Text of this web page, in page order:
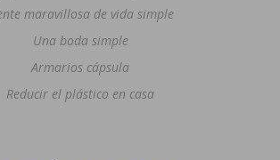
maravillosa de vida simple
Una boda simple
Armarios cápsula
Reducir el plástico en casa